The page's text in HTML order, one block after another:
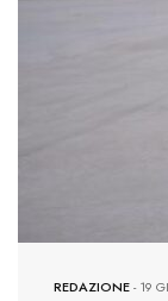
REDAZIONE-19